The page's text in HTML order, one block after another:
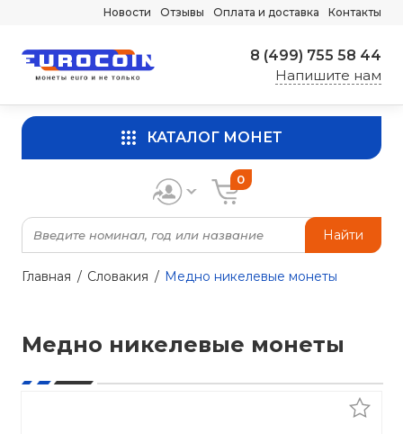
Новости Отзывы Оплата и доставка Контакты
8 (499) 755 58 44
Напишите нам
КАТАЛОГ МОНЕТ
Найти
0
Главная Словакия Медно никелевые монеты
Медно никелевые монеты